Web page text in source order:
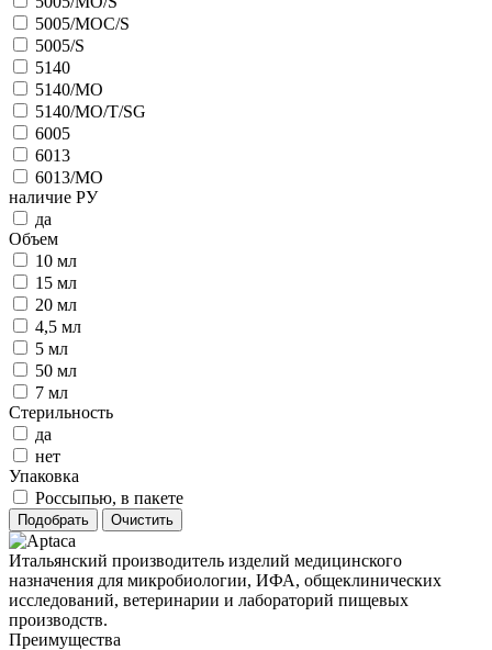
5005/MOC/S
5005/S
5140
5140/MO
5140/MO/T/SG
6005
6013
6013/MO
наличие РУ
да
Объем
10 мл
15 мл
20 мл
4,5 мл
5 мл
50 мл
7 мл
Стерильность
да
нет
Упаковка
Россыпью, в пакете
Итальянский производитель изделий медицинского
назначения для микробиологии, ИФА, общеклинических
исследований, ветеринарии и лабораторий пищевых
производств.
Преимущества